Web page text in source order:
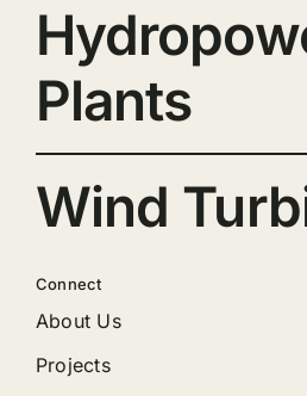
Plants
Wind
Connect
About Us
Projects